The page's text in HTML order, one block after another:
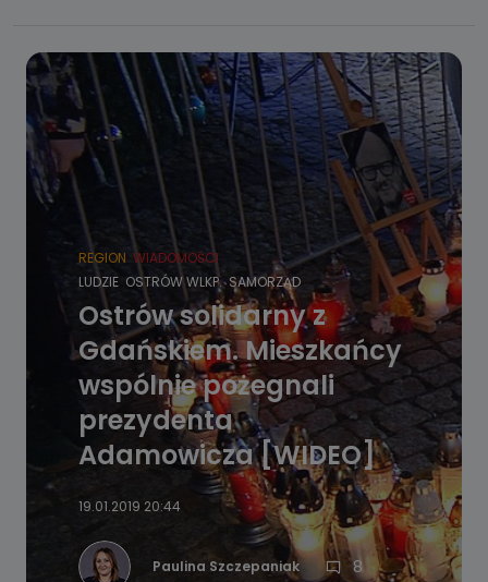
REGION WIADOMOŚCI
LUDZIE OSTRÓW WLKP. SAMORZĄD
Ostrów solidarny z
Gdańskiem. Mieszkańcy
wspólnie pożegnali
prezydenta
Adamowicza [WIDEO]
19.01.2019 20:44
Paulina Szczepaniak 8